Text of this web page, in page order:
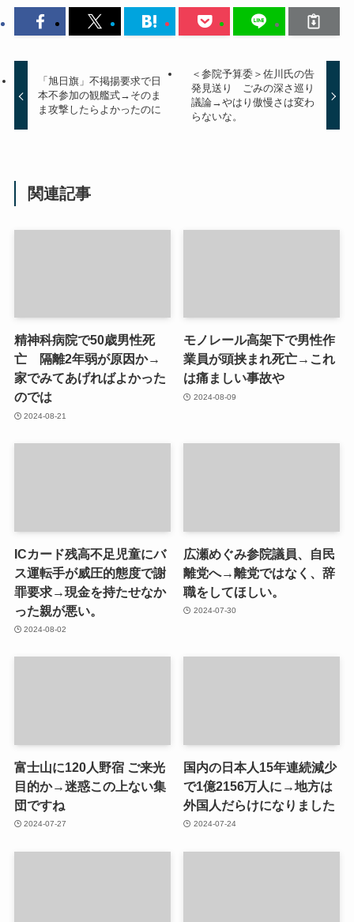
「旭日旗」不掲揚要求で日
本不参加の観艦式→そのま
ま攻撃したらよかったのに
＜参院予算委＞佐川氏の告
発見送り ごみの深さ巡り
議論→やはり傲慢さは変わ
らないな。
関連記事
精神科病院で50歳男性死
亡 隔離2年弱が原因か→
家でみてあげればよかった
のでは
2024-08-21
モノレール高架下で男性作
業員が頭挟まれ死亡→これ
は痛ましい事故や
2024-08-09
ICカード残高不足児童にバ
ス運転手が威圧的態度で謝
罪要求→現金を持たせなか
った親が悪い。
2024-08-02
広瀬めぐみ参院議員、自民
離党へ→離党ではなく、辞
職をしてほしい。
2024-07-30
富士山に120人野宿 ご来光
目的か→迷惑この上ない集
団ですね
2024-07-27
国内の日本人15年連続減少
で1億2156万人に→地方は
外国人だらけになりました
2024-07-24